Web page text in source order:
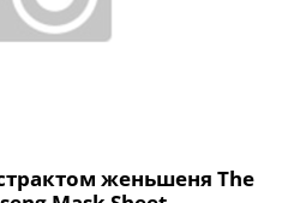
женьшеня The